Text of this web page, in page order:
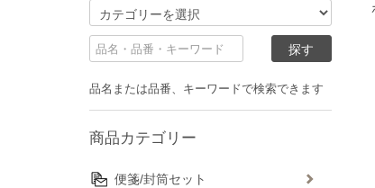
品名または品番、キーワードで検索できます
商品カテゴリー
便箋/封筒セット